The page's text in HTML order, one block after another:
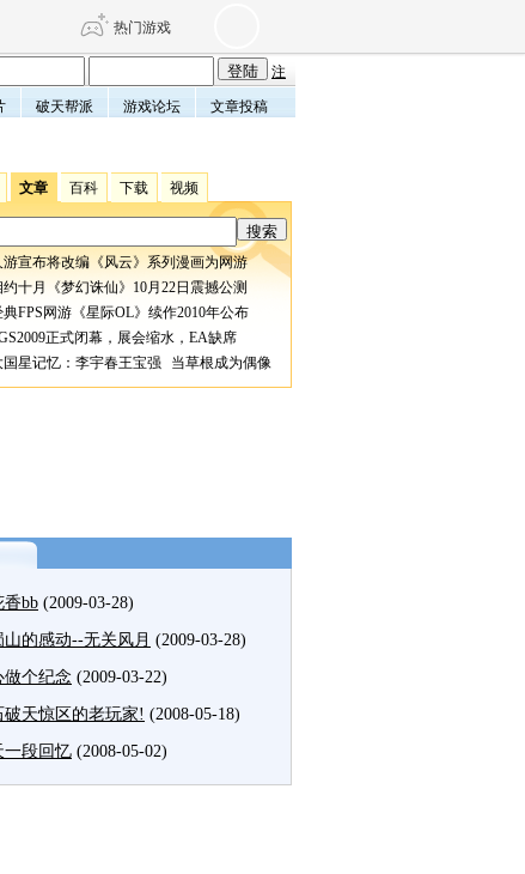
热门游戏
剑网3旗舰版 新天龙八部
诛仙世界 仙剑世界
注
破天帮派 游戏论坛 文章投稿
文章 百科 下载 视频
游宣布将改编《风云》系列漫画为网游
约十月《梦幻诛仙》10月22日震撼公测
典FPS网游《星际OL》续作2010年公布
正式闭幕，展会缩水，EA缺席
国星记忆：李宇春王宝强 当草根成为偶像
香bb (2009-03-28)
山的感动--无关风月 (2009-03-28)
做个纪念 (2009-03-22)
破天惊区的老玩家! (2008-05-18)
一段回忆 (2008-05-02)